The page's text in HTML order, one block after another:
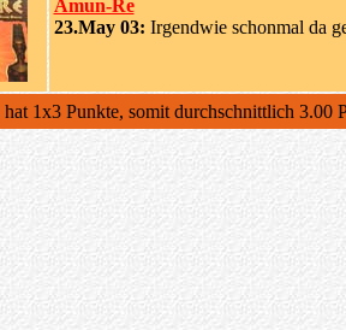
Amun-Re
23.May 03: Irgendwie schonmal da
hat 1x3 Punkte, somit durchschnittlich 3.00